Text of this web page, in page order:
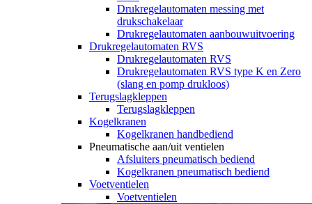
Drukregelautomaten messing met
drukschakelaar
Drukregelautomaten aanbouwuitvoering
Drukregelautomaten RVS
Drukregelautomaten RVS
Drukregelautomaten RVS type K en Zero
(slang en pomp drukloos)
Terugslagkleppen
Terugslagkleppen
Kogelkranen
Kogelkranen handbediend
Pneumatische aan/uit ventielen
Afsluiters pneumatisch bediend
Kogelkranen pneumatisch bediend
Voetventielen
Voetventielen